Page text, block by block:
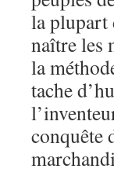
la plupart
naître les
la
tache
conquête